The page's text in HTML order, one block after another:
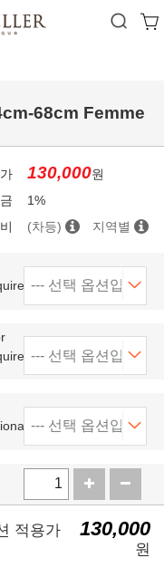
68cm Femme
130,000원
1%
(차등) 지역별
적용가 130,000
원